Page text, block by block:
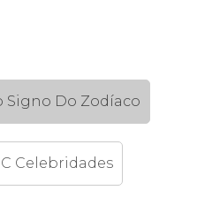
Signo Do Zodíaco
Celebridades